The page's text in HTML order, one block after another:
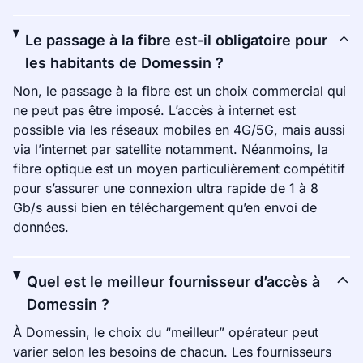
Le passage à la fibre est-il obligatoire pour
les habitants de Domessin ?
Non, le passage à la fibre est un choix commercial qui
ne peut pas être imposé. L’accès à internet est
possible via les réseaux mobiles en 4G/5G, mais aussi
via l’internet par satellite notamment. Néanmoins, la
fibre optique est un moyen particulièrement compétitif
pour s’assurer une connexion ultra rapide de 1 à 8
Gb/s aussi bien en téléchargement qu’en envoi de
données.
Quel est le meilleur fournisseur d’accès à
Domessin ?
À Domessin, le choix du “meilleur” opérateur peut
varier selon les besoins de chacun. Les fournisseurs